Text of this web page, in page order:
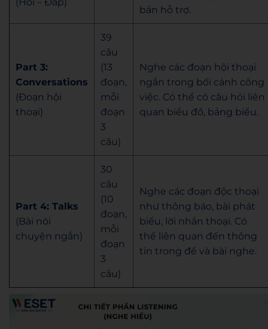
bản hỗ trợ.
Part 3:
Conversations
(Đoạn hội
thoại)
39
câu
(13
đoạn,
mỗi
đoạn
3
câu)
Nghe các đoạn hội thoại
ngắn trong bối cảnh công
việc. Có thể có câu hỏi liên
quan biểu đồ, bảng biểu.
Part 4: Talks
(Bài nói
chuyện ngắn)
30
câu
(10
đoạn,
mỗi
đoạn
3
câu)
Nghe các đoạn độc thoại
như thông báo, bài phát
biểu, lời nhắn thoại. Có
thể liên quan đến thông
tin trong đề và bài nghe.